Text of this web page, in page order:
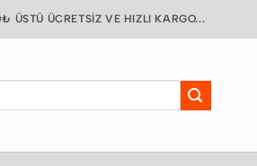
ÜSTÜ ÜCRETSIZ VE HIZLI KARGO...